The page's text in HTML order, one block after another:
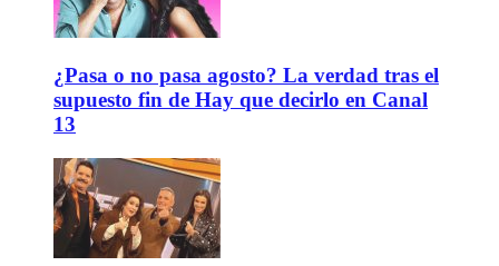
¿Pasa o no pasa agosto? La verdad tras el
supuesto fin de Hay que decirlo en Canal
13